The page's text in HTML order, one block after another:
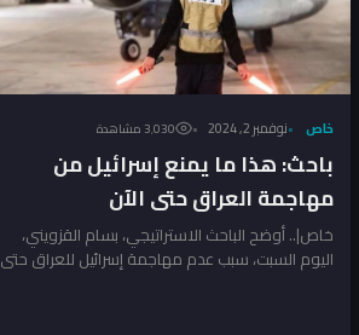
خاص نوفمبر 2, 2024 3٬030 مشاهدة
باحث: هذا ما يمنع إسرائيل من
مهاجمة العراق حتى الآن
خاص|.. أوضح الباحث الاستراتيجي، بسام القزويني،
اليوم السبت، سبب عدم مهاجمة إسرائيل للعراق حتى